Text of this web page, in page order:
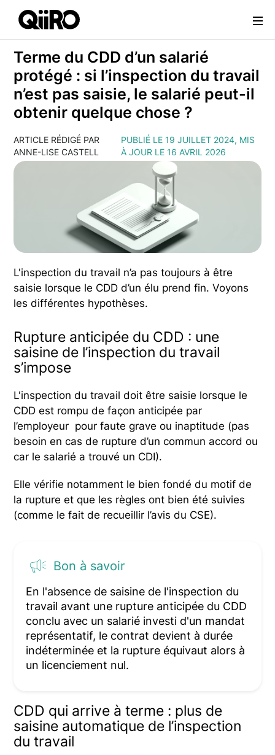
Webflow Homepage
Terme du CDD d’un salarié
protégé : si l’inspection du travail
n’est pas saisie, le salarié peut-il
obtenir quelque chose ?
ARTICLE RÉDIGÉ PAR
ANNE-LISE CASTELL
PUBLIÉ LE 19 JUILLET 2024, MIS
À JOUR LE 16 AVRIL 2026
L'inspection du travail n’a pas toujours à être
saisie lorsque le CDD d’un élu prend fin. Voyons
les différentes hypothèses.
Rupture anticipée du CDD : une
saisine de l’inspection du travail
s’impose
L'inspection du travail doit être saisie lorsque le
CDD est rompu de façon anticipée par
l’employeur pour faute grave ou inaptitude (pas
besoin en cas de rupture d’un commun accord ou
car le salarié a trouvé un CDI).
Elle vérifie notamment le bien fondé du motif de
la rupture et que les règles ont bien été suivies
(comme le fait de recueillir l’avis du CSE).
Bon à savoir
En l'absence de saisine de l'inspection du
travail avant une rupture anticipée du CDD
conclu avec un salarié investi d'un mandat
représentatif, le contrat devient à durée
indéterminée et la rupture équivaut alors à
un licenciement nul.
CDD qui arrive à terme : plus de
saisine automatique de l’inspection
du travail